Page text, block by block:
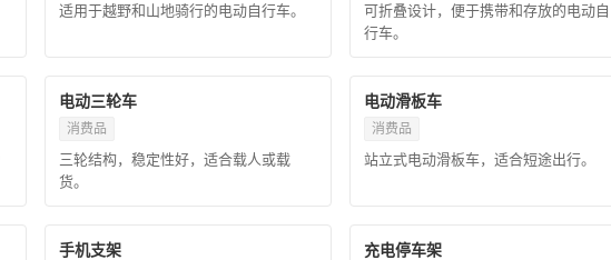
适用于越野和山地骑行的电动自行车。
可折叠设计，便于携带和存放的电动自
行车。
电动三轮车
消费品
三轮结构，稳定性好，适合载人或载
货。
电动滑板车
消费品
站立式电动滑板车，适合短途出行。
手机支架 充电停车架